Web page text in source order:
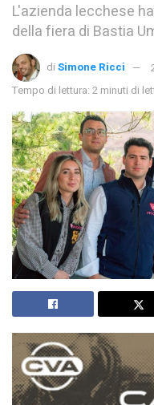
L'azienda lecchese
della fiera di Bastia
di Simone Ricci
Tempo di lettura: 2 minuti di